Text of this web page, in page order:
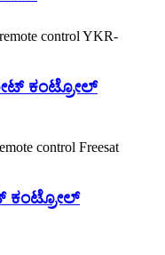
ಕಂಟ್ರೋಲ್
ಕಂಟ್ರೋಲ್